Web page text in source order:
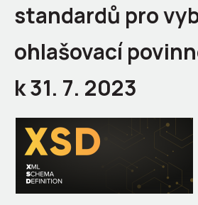
standardů pro
ohlašovací
k 31. 7. 2023